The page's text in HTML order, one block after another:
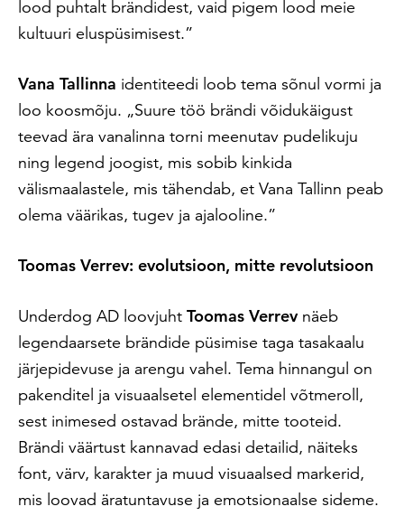
lood puhtalt brändidest, vaid pigem lood meie
kultuuri eluspüsimisest.”
Vana Tallinna identiteedi loob tema sõnul vormi ja
loo koosmõju. „Suure töö brändi võidukäigust
teevad ära vanalinna torni meenutav pudelikuju
ning legend joogist, mis sobib kinkida
välismaalastele, mis tähendab, et Vana Tallinn peab
olema väärikas, tugev ja ajalooline.”
Toomas Verrev: evolutsioon, mitte revolutsioon
Underdog AD loovjuht Toomas Verrevnäeb
legendaarsete brändide püsimise taga tasakaalu
järjepidevuse ja arengu vahel. Tema hinnangul on
pakenditel ja visuaalsetel elementidel võtmeroll,
sest inimesed ostavad brände, mitte tooteid.
Brändi väärtust kannavad edasi detailid, näiteks
font, värv, karakter ja muud visuaalsed markerid,
mis loovad äratuntavuse ja emotsionaalse sideme.